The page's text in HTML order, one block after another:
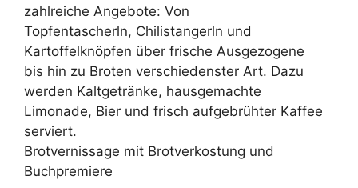
zahlreiche Angebote: Von
Topfentascherln, Chilistangerln und
Kartoffelknöpfen über frische Ausgezogene
bis hin zu Broten verschiedenster Art. Dazu
werden Kaltgetränke, hausgemachte
Limonade, Bier und frisch aufgebrühter Kaffee
serviert.
Brotvernissage mit Brotverkostung und
Buchpremiere